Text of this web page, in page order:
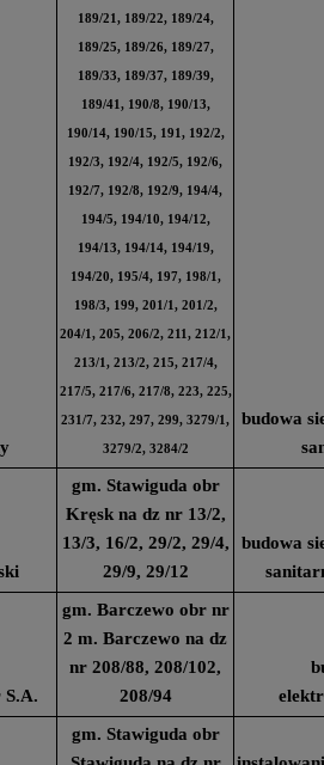
189/21, 189/22, 189/24,
189/25, 189/26, 189/27,
189/33, 189/37, 189/39,
189/41, 190/8, 190/13,
190/14, 190/15, 191, 192/2,
192/3, 192/4, 192/5, 192/6,
192/7, 192/8, 192/9, 194/4,
194/5, 194/10, 194/12,
194/13, 194/14, 194/19,
194/20, 195/4, 197, 198/1,
198/3, 199, 201/1, 201/2,
204/1, 205, 206/2, 211, 212/1,
213/1, 213/2, 215, 217/4,
217/5, 217/6, 217/8, 223, 225,
231/7, 232, 297, 299, 3279/1,
3279/2, 3284/2
budowa
gm. Stawiguda obr
Kręsk na dz nr 13/2,
13/3, 16/2, 29/2, 29/4,
29/9, 29/12
budowa
gm. Barczewo obr nr
2 m. Barczewo na dz
nr 208/88, 208/102,
208/94
gm. Stawiguda obr